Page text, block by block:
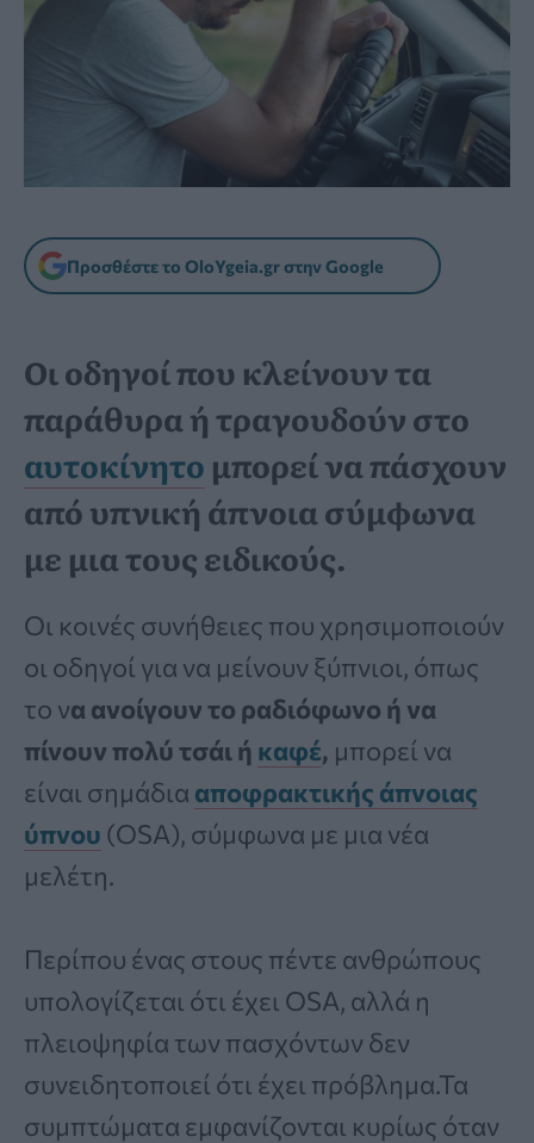
Προσθέστε το OloYgeia.gr στην Google
Οι οδηγοί που κλείνουν τα
παράθυρα ή τραγουδούν στο
αυτοκίνητο μπορεί να πάσχουν
από υπνική άπνοια σύμφωνα
με μια τους ειδικούς.
Οι κοινές συνήθειες που χρησιμοποιούν
οι οδηγοί για να μείνουν ξύπνιοι, όπως
το να ανοίγουν το ραδιόφωνο ή να
πίνουν πολύ τσάι ή καφέ, μπορεί να
είναι σημάδια αποφρακτικής άπνοιας
ύπνου (OSA), σύμφωνα με μια νέα
μελέτη.
Περίπου ένας στους πέντε ανθρώπους
υπολογίζεται ότι έχει OSA, αλλά η
πλειοψηφία των πασχόντων δεν
συνειδητοποιεί ότι έχει πρόβλημα.Τα
συμπτώματα εμφανίζονται κυρίως όταν